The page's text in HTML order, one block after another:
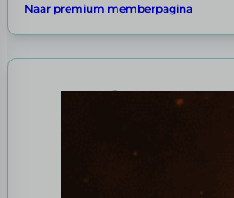
Naar premium memberpagina